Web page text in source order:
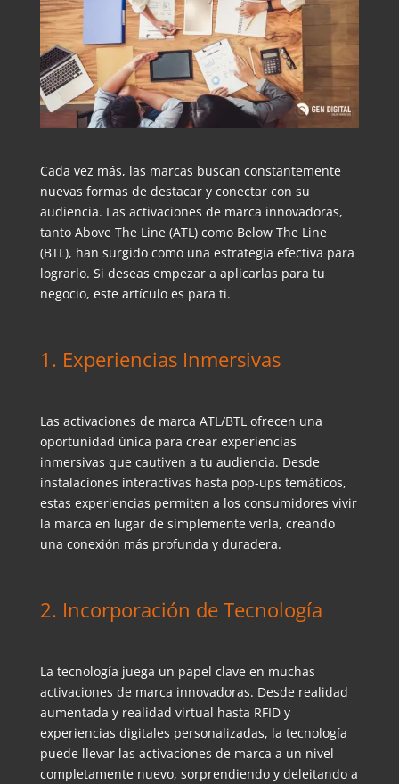
Cada vez más, las marcas buscan constantemente
nuevas formas de destacar y conectar con su
audiencia. Las activaciones de marca innovadoras,
tanto Above The Line (ATL) como Below The Line
(BTL), han surgido como una estrategia efectiva para
lograrlo. Si deseas empezar a aplicarlas para tu
negocio, este artículo es para ti.
1. Experiencias Inmersivas
Las activaciones de marca ATL/BTL ofrecen una
oportunidad única para crear experiencias
inmersivas que cautiven a tu audiencia. Desde
instalaciones interactivas hasta pop-ups temáticos,
estas experiencias permiten a los consumidores vivir
la marca en lugar de simplemente verla, creando
una conexión más profunda y duradera.
2. Incorporación de Tecnología
La tecnología juega un papel clave en muchas
activaciones de marca innovadoras. Desde realidad
aumentada y realidad virtual hasta RFID y
experiencias digitales personalizadas, la tecnología
puede llevar las activaciones de marca a un nivel
completamente nuevo, sorprendiendo y deleitando a